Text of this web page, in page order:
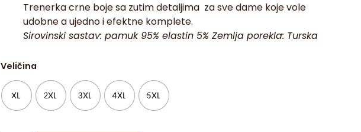
Trenerka crne boje sa zutim detaljima za sve dame koje vole
udobne a ujedno i efektne komplete.
Sirovinski sastav: pamuk 95% elastin 5% Zemlja porekla: Turska
Veličina
XL 2XL 3XL 4XL 5XL